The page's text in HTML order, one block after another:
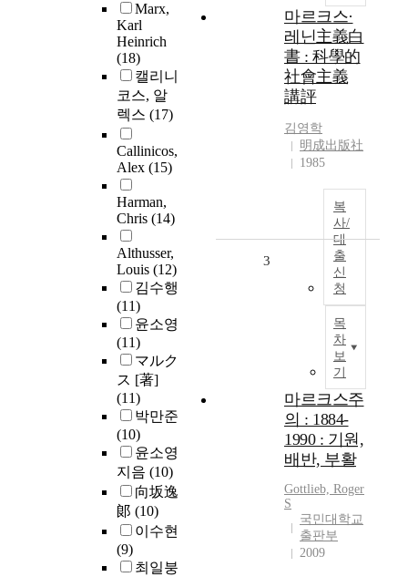
Marx,
Karl
Heinrich
(18)
캘리니
코스, 알
렉스 (17)
Callinicos,
Alex (15)
Harman,
Chris (14)
Althusser,
Louis (12)
김수행
(11)
윤소영
(11)
マルク
ス [著]
(11)
박만준
(10)
윤소영
지음 (10)
向坂逸
郞 (10)
이수현
(9)
최일붕
마르크스·
레닌主義白
書 : 科學的
社會主義
講評
김영학
明成出版社
1985
복
사/
대
출
신
청
목
차
보
기
3
마르크스주
의 : 1884-
1990 : 기원,
배반, 부활
Gottlieb, Roger
S
국민대학교
출판부
2009